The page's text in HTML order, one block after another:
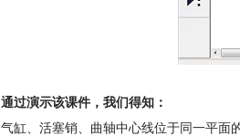
通过演示该课件，我们得知：
气缸、活塞销、曲轴中心线位于同一平面